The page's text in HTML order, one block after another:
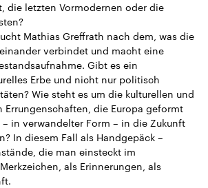
die letzten Vormodernen oder die
Mathias Greffrath nach dem, was die
verbindet und macht eine
Gibt es ein
Erbe und nicht nur politisch
Wie steht es um die kulturellen und
Errungenschaften, die Europa geformt
in verwandelter Form – in die Zukunft
In diesem Fall als Handgepäck –
die man einsteckt im
als Erinnerungen, als